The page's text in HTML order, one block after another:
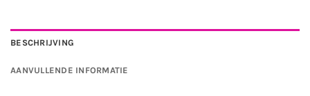
BESCHRIJVING
AANVULLENDE INFORMATIE